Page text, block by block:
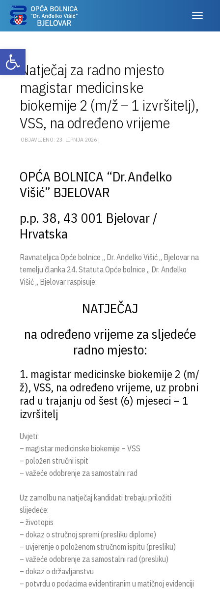
Otvori alatnu traku
Natječaj za radno mjesto
magistar medicinske
biokemije 2 (m/ž – 1 izvršitelj),
VSS, na određeno vrijeme
OBJAVLJENO: 23. LIPNJA 2026 |
OPĆA BOLNICA “Dr.Anđelko
Višić” BJELOVAR
p.p. 38, 43 001 Bjelovar /
Hrvatska
Ravnateljica Opće bolnice „ Dr. Anđelko Višić „ Bjelovar na
temelju članka 24. Statuta Opće bolnice „ Dr. Anđelko
Višić „ Bjelovar raspisuje:
NATJEČAJ
na određeno vrijeme za sljedeće
radno mjesto:
1. magistar medicinske biokemije 2 (m/
ž), VSS, na određeno vrijeme, uz probni
rad u trajanju od šest (6) mjeseci – 1
izvršitelj
Uvjeti:
– magistar medicinske biokemije – VSS
– položen stručni ispit
– važeće odobrenje za samostalni rad
Uz zamolbu na natječaj kandidati trebaju priložiti
slijedeće:
– životopis
– dokaz o stručnoj spremi (presliku diplome)
– uvjerenje o položenom stručnom ispitu (presliku)
– važeće odobrenje za samostalni rad (presliku)
– dokaz o državljanstvu
– potvrdu o podacima evidentiranim u matičnoj evidenciji